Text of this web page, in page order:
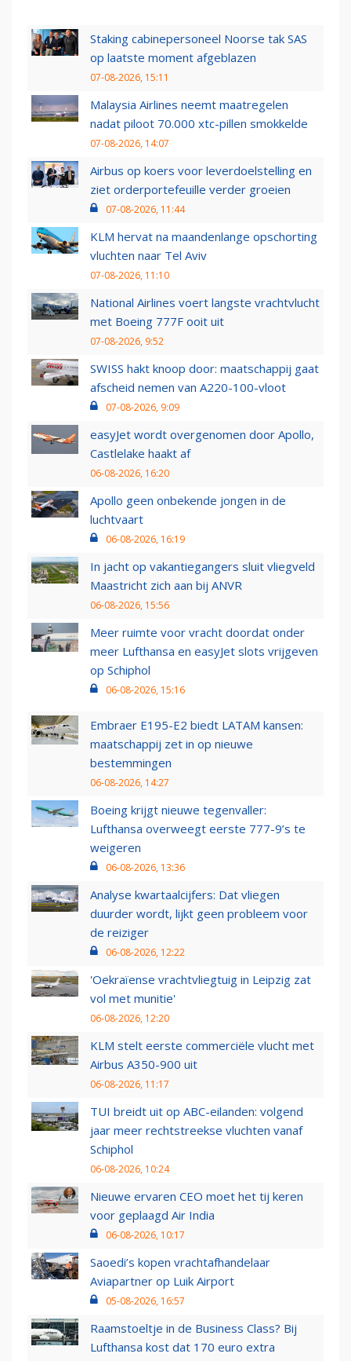
Staking cabinepersoneel Noorse tak SAS
op laatste moment afgeblazen
07-08-2026, 15:11
Malaysia Airlines neemt maatregelen
nadat piloot 70.000 xtc-pillen smokkelde
07-08-2026, 14:07
Airbus op koers voor leverdoelstelling en
ziet orderportefeuille verder groeien
07-08-2026, 11:44
KLM hervat na maandenlange opschorting
vluchten naar Tel Aviv
07-08-2026, 11:10
National Airlines voert langste vrachtvlucht
met Boeing 777F ooit uit
07-08-2026, 9:52
SWISS hakt knoop door: maatschappij gaat
afscheid nemen van A220-100-vloot
07-08-2026, 9:09
easyJet wordt overgenomen door Apollo,
Castlelake haakt af
06-08-2026, 16:20
Apollo geen onbekende jongen in de
luchtvaart
06-08-2026, 16:19
In jacht op vakantiegangers sluit vliegveld
Maastricht zich aan bij ANVR
06-08-2026, 15:56
Meer ruimte voor vracht doordat onder
meer Lufthansa en easyJet slots vrijgeven
op Schiphol
06-08-2026, 15:16
Embraer E195-E2 biedt LATAM kansen:
maatschappij zet in op nieuwe
bestemmingen
06-08-2026, 14:27
Boeing krijgt nieuwe tegenvaller:
Lufthansa overweegt eerste 777-9’s te
weigeren
06-08-2026, 13:36
Analyse kwartaalcijfers: Dat vliegen
duurder wordt, lijkt geen probleem voor
de reiziger
06-08-2026, 12:22
'Oekraïense vrachtvliegtuig in Leipzig zat
vol met munitie'
06-08-2026, 12:20
KLM stelt eerste commerciële vlucht met
Airbus A350-900 uit
06-08-2026, 11:17
TUI breidt uit op ABC-eilanden: volgend
jaar meer rechtstreekse vluchten vanaf
Schiphol
06-08-2026, 10:24
Nieuwe ervaren CEO moet het tij keren
voor geplaagd Air India
06-08-2026, 10:17
Saoedi’s kopen vrachtafhandelaar
Aviapartner op Luik Airport
05-08-2026, 16:57
Raamstoeltje in de Business Class? Bij
Lufthansa kost dat 170 euro extra